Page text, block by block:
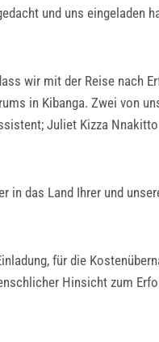
und uns eingeladen
wir mit der Reise nach
in Kibanga. Zwei von
Juliet Kizza
in das Land Ihrer und
für die
Hinsicht zum